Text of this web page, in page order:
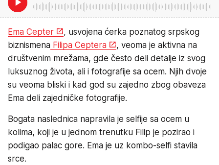
Ema Cepter
, usvojena ćerka poznatog srpskog
biznismena Filipa Ceptera
, veoma je aktivna na
društvenim mrežama, gde često deli detalje iz svog
luksuznog života, ali i fotografije sa ocem. Njih dvoje
su veoma bliski i kad god su zajedno zbog obaveza
Ema deli zajedničke fotografije.
Bogata naslednica napravila je selfije sa ocem u
kolima, koji je u jednom trenutku Filip je pozirao i
podigao palac gore. Ema je uz kombo-selfi stavila
srce.